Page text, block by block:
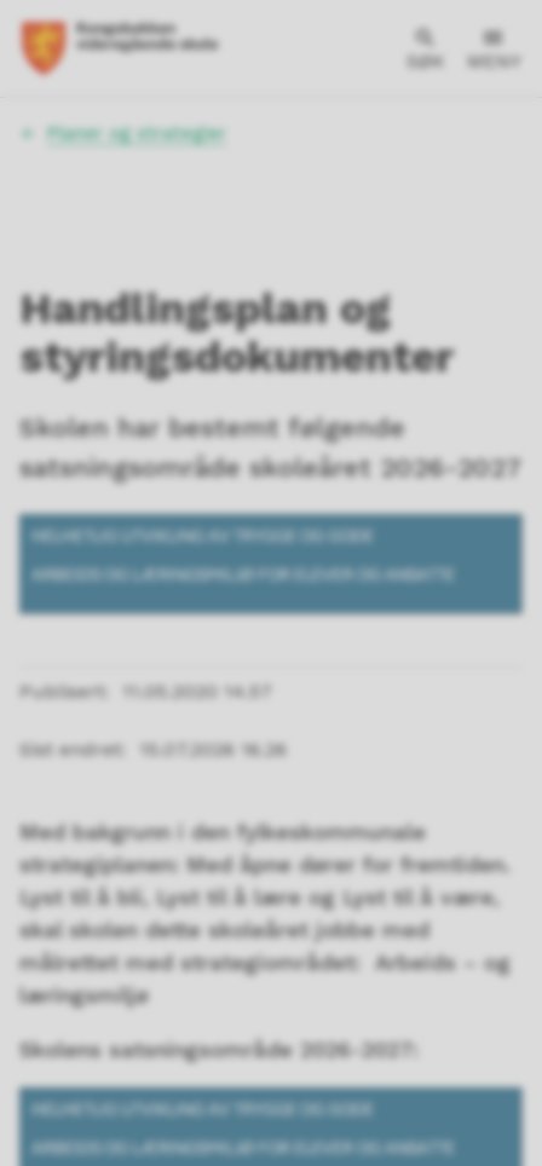
SØK MENY
Du
Planer og strategier
Handlingsplan og
styringsdokumenter
Skolen har bestemt følgende
satsningsområde skoleåret 2026-2027
Publisert 11.05.2020 14.57
Sist endret 15.07.2026 16.26
Med bakgrunn i den fylkeskommunale
strategiplanen: Med åpne dører for fremtiden.
Lyst til å bli, Lyst til å lære og Lyst til å være,
skal skolen dette skoleåret jobbe med
målrettet med strategiområdet: Arbeids – og
læringsmiljø
Skolens satsningsområde 2026-2027: